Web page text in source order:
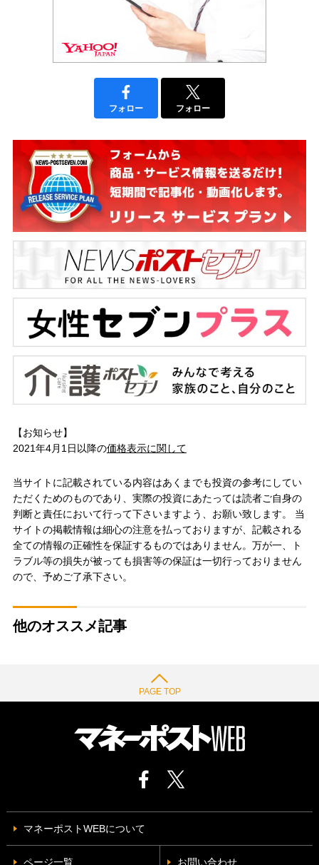
フォロー フォロー
【お知らせ】
2021年4月1日以降の価格表示に関して
当サイトに記載されている内容はあくまでも投資の参考にしてい
ただくためのものであり、実際の投資にあたっては読者ご自身の
判断と責任において行って下さいますよう、お願い致します。 当
サイトの掲載情報は細心の注意を払っておりますが、記載される
全ての情報の正確性を保証するものではありません。万が一、ト
ラブル等の損失が被っても損害等の保証は一切行っておりません
ので、予めご了承下さい。
他のオススメ記事
PAGE TOP
マネーポストWEBについて
ページ一覧 お問い合わせ